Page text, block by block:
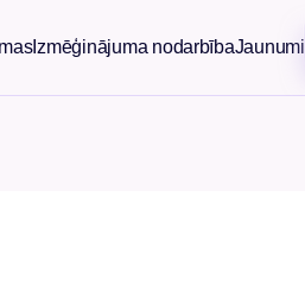
Izmēģinājuma nodarbībaJaunumi